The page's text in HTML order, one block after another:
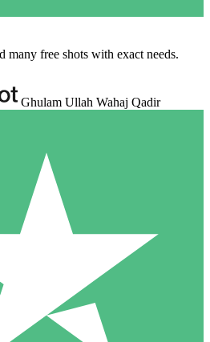
many free shots with exact needs.
Ghulam Ullah Wahaj Qadir